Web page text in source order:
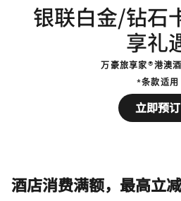
银联白金/钻石
享礼
万豪旅享家®港澳
*条款适用
立即预订
酒店消费满额，最高立